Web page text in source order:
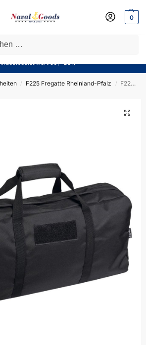
0
Geld! — Mit unserem Gutschein
50,- EUR
/ F225 Fregatte Rheinland-Pfalz / F225 Fregatte RHEINLAND-PFALZ – Einsatztasche – German Navy